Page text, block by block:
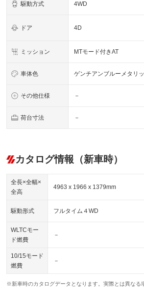
駆動方式 4WD
ドア 4D
ミッション MTモード付きAT
車体色 ゲンチアンブルーメタリ
その他仕様 －
荷台寸法 －
カタログ情報（新車時）
全長×全幅×
全高
4963 x 1966 x 1379mm
駆動形式 フルタイム４WD
WLTCモー
ド燃費
－
10/15モード
燃費
－
※新車時のカタログデータとなります。実際とは異なる